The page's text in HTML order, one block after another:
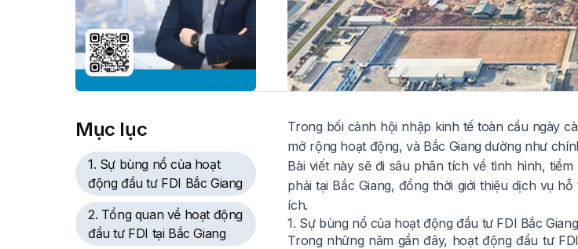
Mục lục
1. Sự bùng nổ của hoạt
động đầu tư FDI Bắc Giang
2. Tổng quan về hoạt động
đầu tư FDI tại Bắc Giang
Trong bối cảnh hội nhập kinh tế toàn cầu ngày
mở rộng hoạt động, và Bắc Giang dường như
Bài viết này sẽ đi sâu phân tích về tình hình,
phải tại Bắc Giang, đồng thời giới thiệu dịch vụ
ích.
1. Sự bùng nổ của hoạt động đầu tư FDI Bắc Giang
Trong những năm gần đây, hoạt động đầu tư